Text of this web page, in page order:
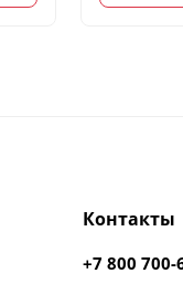
Контакты
+7 800 700-